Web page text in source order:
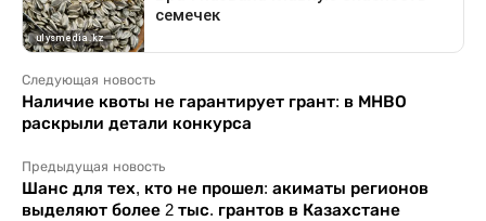
Следующая новость
Наличие квоты не гарантирует грант: в МНВО
раскрыли детали конкурса
Предыдущая новость
Шанс для тех, кто не прошел: акиматы регионов
выделяют более 2 тыс. грантов в Казахстане